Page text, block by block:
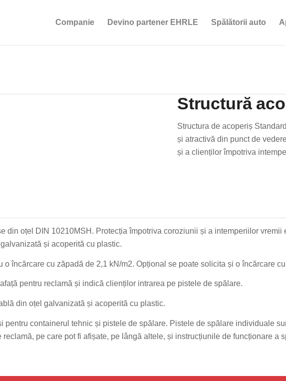
Companie Devino partener EHRLE Spălătorii auto
Structură
Structura de acoperiș
și atractivă din punct de
și a clienților împotriva
din oțel DIN 10210MSH. Protecția împotriva coroziunii și a intemperiilor
și acoperită cu plastic.
o încărcare cu zăpadă de 2,1 kN/m2. Opțional se poate solicita și o încărcare
pentru reclamă și indică clienților intrarea pe pistele de spălare.
din oțel galvanizată și acoperită cu plastic.
pentru containerul tehnic și pistele de spălare. Pistele de spălare individuale
pe care pot fi afișate, pe lângă altele, și instrucțiunile de funcționare a